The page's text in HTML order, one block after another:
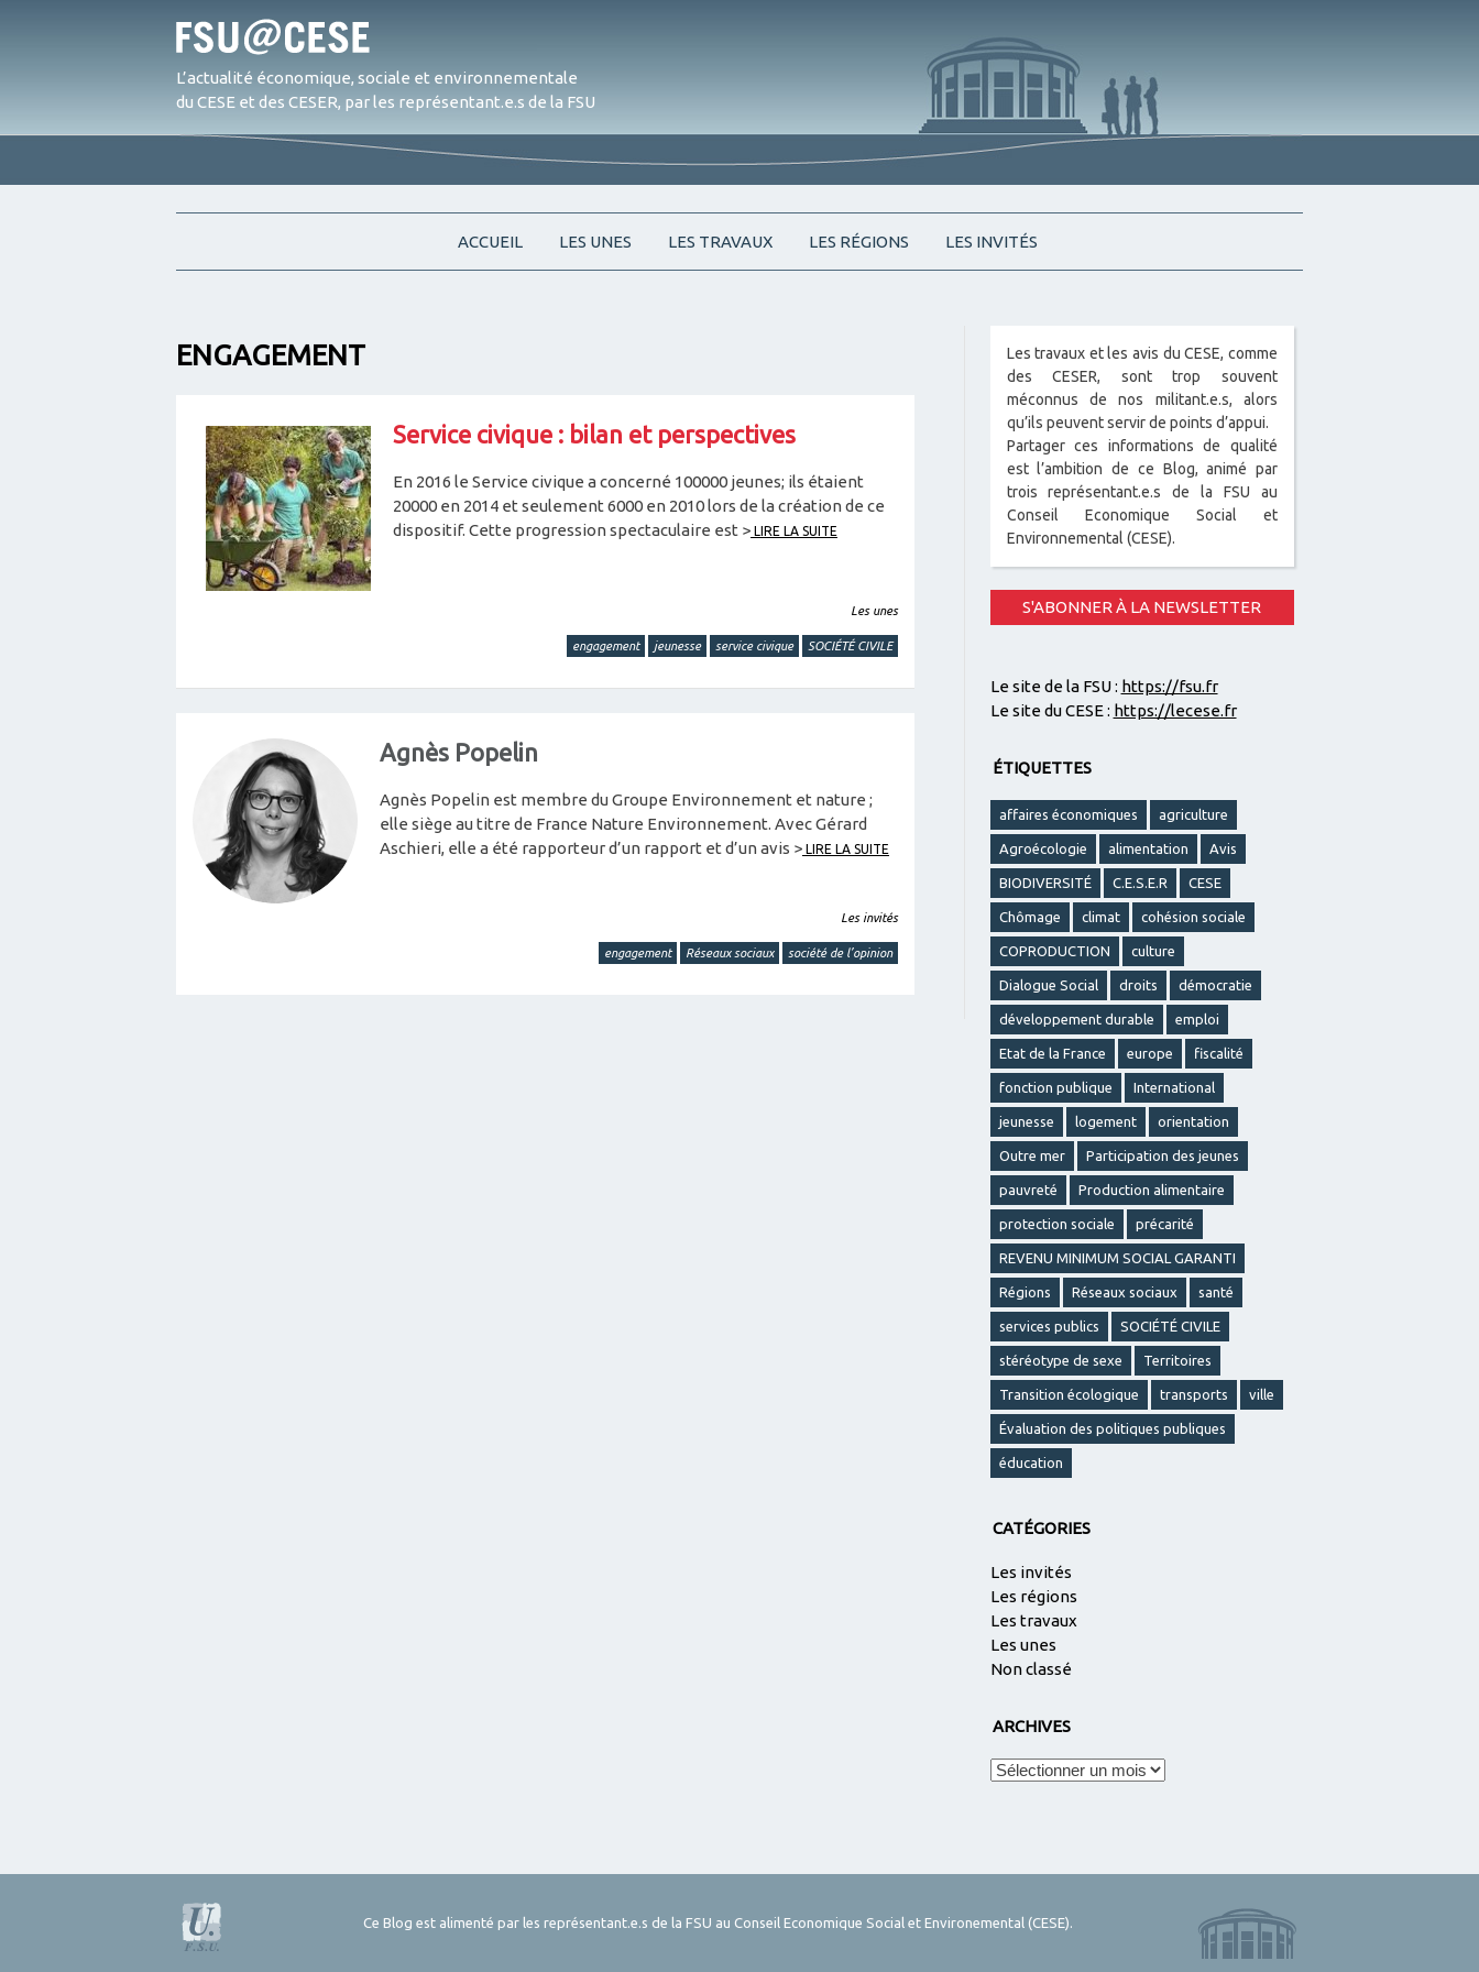
L’actualité économique, sociale et environnementale
du CESE et des CESER, par les représentant.e.s de la FSU
to
ACCUEIL LES UNES LES TRAVAUX LES RÉGIONS LES INVITÉS
ENGAGEMENT
Service civique : bilan et perspectives
En 2016 le Service civique a concerné 100000 jeunes; ils étaient
20000 en 2014 et seulement 6000 en 2010 lors de la création de ce
dispositif. Cette progression spectaculaire est > LIRE LA SUITE
Les unes
engagement jeunesse service civique SOCIÉTÉ CIVILE
Agnès Popelin
Agnès Popelin est membre du Groupe Environnement et nature ;
elle siège au titre de France Nature Environnement. Avec Gérard
Aschieri, elle a été rapporteur d’un rapport et d’un avis > LIRE LA SUITE
Les invités
engagement Réseaux sociaux société de l’opinion
Les travaux et les avis du CESE, comme
des CESER, sont trop souvent
méconnus de nos militant.e.s, alors
qu’ils peuvent servir de points d’appui.
Partager ces informations de qualité
est l’ambition de ce Blog, animé par
trois représentant.e.s de la FSU au
Conseil Economique Social et
Environnemental (CESE).
S'ABONNER À LA NEWSLETTER
Le site de la FSU : https://fsu.fr
Le site du CESE : https://lecese.fr
ÉTIQUETTES
affaires économiques agriculture
Agroécologie alimentation Avis
BIODIVERSITÉ C.E.S.E.R CESE
Chômage climat cohésion sociale
COPRODUCTION culture
Dialogue Social droits démocratie
développement durable emploi
Etat de la France europe fiscalité
fonction publique International
jeunesse logement orientation
Outre mer Participation des jeunes
pauvreté Production alimentaire
protection sociale précarité
REVENU MINIMUM SOCIAL GARANTI
Régions Réseaux sociaux santé
services publics SOCIÉTÉ CIVILE
stéréotype de sexe Territoires
Transition écologique transports ville
Évaluation des politiques publiques
éducation
CATÉGORIES
Les invités
Les régions
Les travaux
Les unes
Non classé
ARCHIVES
Archives
Ce Blog est alimenté par les représentant.e.s de la FSU au Conseil Economique Social et Environemental (CESE).